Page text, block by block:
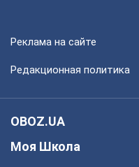
Реклама на сайте
Редакционная политика
OBOZ.UA
Моя Школа